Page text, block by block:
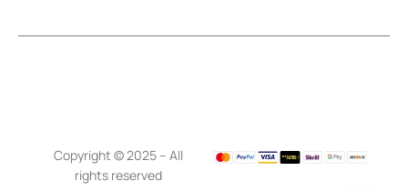
Copyright © 2025 – All
rights reserved